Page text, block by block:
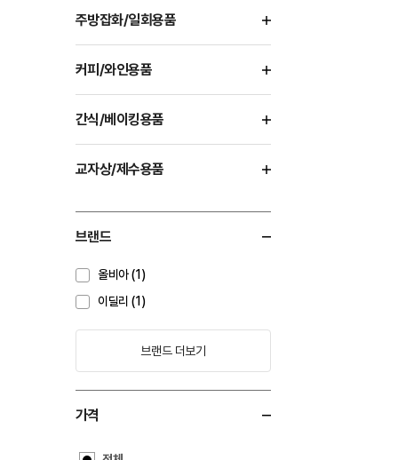
주방잡화/일회용품
커피/와인용품
간식/베이킹용품
교자상/제수용품
브랜드
올비아 (1)
이딜리 (1)
브랜드 더보기
가격